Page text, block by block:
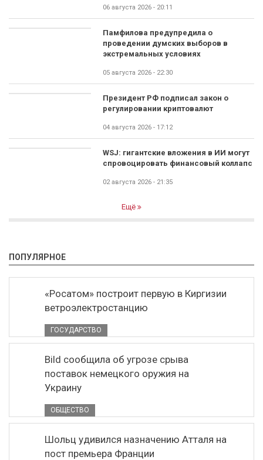
06 августа 2026 - 20:11
Памфилова предупредила о
проведении думских выборов в
экстремальных условиях
05 августа 2026 - 22:30
Президент РФ подписал закон о
регулировании криптовалют
04 августа 2026 - 17:12
WSJ: гигантские вложения в ИИ могут
спровоцировать финансовый коллапс
02 августа 2026 - 21:35
Ещё
ПОПУЛЯРНОЕ
«Росатом» построит первую в Киргизии
ветроэлектростанцию
ГОСУДАРСТВО
Bild сообщила об угрозе срыва
поставок немецкого оружия на
Украину
ОБЩЕСТВО
Шольц удивился назначению Атталя на
пост премьера Франции